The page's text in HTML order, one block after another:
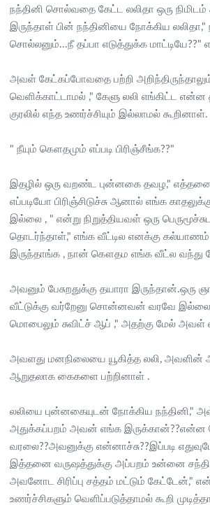
நந்தினி சொல்வதை கேட்ட லலிதா ஒரு
இருந்தாள் பின் நந்தினியை நோக்கிய
சொல்லனும்...நீ தப்பா எடுத்துக்க மாட்டியே??"
அவள் கேட்கப்போவதை பற்றி
வெளிக்காட்டாமல் ," கேளு லலி எங்கிட்ட
குரலில் எந்த உணர்ச்சியும் இல்லாமல் கூறினாள்.
" நீயும் கௌதமும் எப்படி பிரிஞ்சீங்க??"
இதழில் ஒரு வறண்ட புன்னகை தவழ,"
எப்படியோ பிரிஞ்சிடுச்சு ஆனால் எங்க
இல்லை , " என்று நிறுத்தியவள் ஒரு
தொடர்ந்தாள்," எங்க வீட்டில எனக்கு கல்யாணம்
இருந்தாங்க , நான் கௌதம எங்க வீட்ல
அவனும் பேசுறதுக்கு தயாரா இருந்தான்.ஒரு
வீட்டுக்கு வர்றேனு சொன்னவன் வரவே
மொபைலும் சுவிட்ச் ஆப் ," அதற்கு மேல் அவள்
அவளது மனநிலையை யூகித்த லலி, அவளின்
ஆறுதலாக கைகளை பற்றினாள் .
லலியை புன்னகையுடன் நோக்கிய நந்தினி,"
அதுக்கப்பறம் அவன் எங்க இருக்கான்??என்ன
வரலை??அவனுக்கு என்னாச்சு??இப்படி
இத்தனை வருஷத்துக்கு அப்பறம் உன்னை
அவனோட சிரிப்பு சத்தம் மட்டும் கேட்டேன்,"
உணர்ச்சிகளும் வெளிப்படுத்தாமல் கூறி